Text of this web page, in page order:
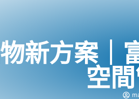
新方案｜
空